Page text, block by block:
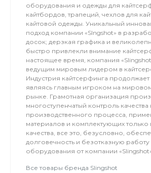
оборудования и одежды для
кайтбордов, трапеций, чехлов для
кайтовой одежды. Уникальный
подход компании «Slngshot» в
досок; дерзкая графика и
быстро привлекли внимание
настоящее время, компания
ведущим мировым лидером в
Индустрия кайтсерфинга продолжает
являясь главным игроком на
рынке. Грамотная организация
многоступенчатый контроль качества
производственного процесса,
материалов и комплектующих только
качества, все это, безусловно,
долговечность и безотказную работу
оборудования от компании
Все товары бренда Slingshot